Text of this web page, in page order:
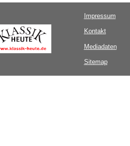
Impressum
Kontakt
Mediadaten
Sitemap